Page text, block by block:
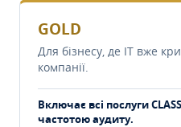
GOLD
Для бізнесу, де IT вже
компанії.
Включає всі послуги
частотою аудиту.